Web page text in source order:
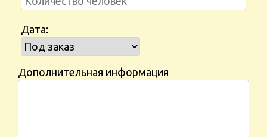
Дата:
Дополнительная информация